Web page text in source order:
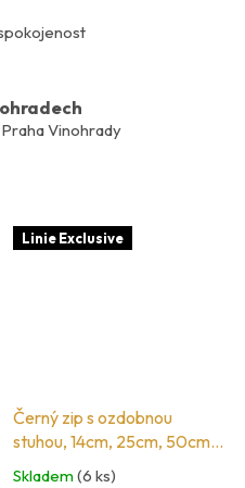
Vinohrady
Linie Exclusive
Černý zip s ozdobnou
stuhou, 14cm, 25cm, 50cm,
60cm
Skladem(6 ks)